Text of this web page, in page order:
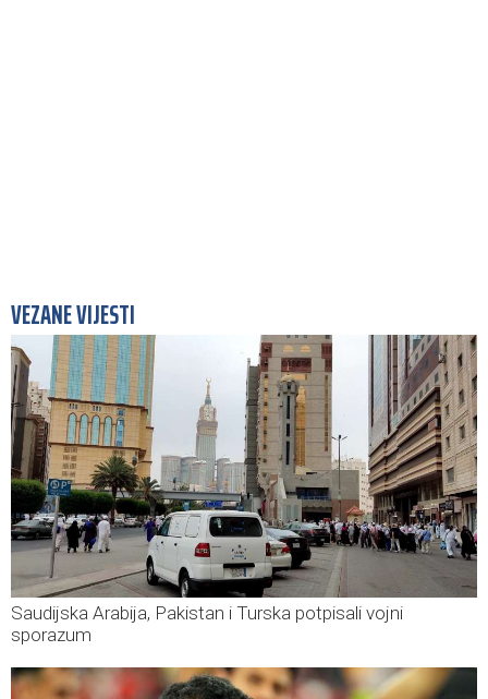
VEZANE VIJESTI
Saudijska Arabija, Pakistan i Turska potpisali vojni
sporazum